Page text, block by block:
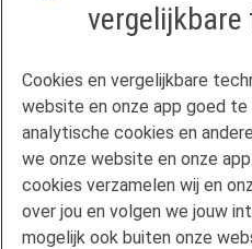
Veelgestelde vragen
Klachtenregeling
Privacyverklaring
Disclaimer
Gebruikersvoorwaarden
vergelijkbare
Cookies en vergelijkbare
website en onze app goed
analytische cookies en
we onze website en onze
cookies verzamelen wij en
over jou en volgen we jouw
mogelijk ook buiten onze